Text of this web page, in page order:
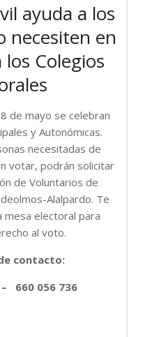
ayuda a los
necesiten en
Colegios
de mayo se celebran
y Autonómicas.
necesitadas de
votar, podrán solicitar
de Voluntarios de
Alalpardo. Te
electoral para
al voto.
contacto:
660 056 736